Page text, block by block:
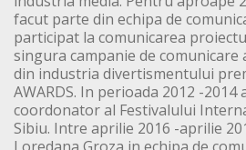
facut parte din echipa de
participat la comunicarea
singura campanie de
din industria divertismentului
AWARDS. In perioada 2012 -2014
coordonator al Festivalului
Sibiu. Intre aprilie 2016 -aprilie